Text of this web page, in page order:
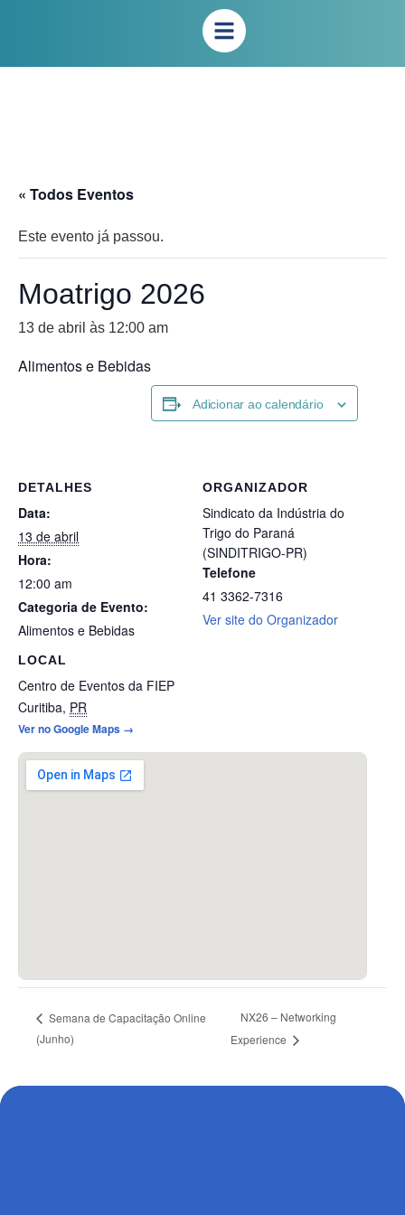
« Todos Eventos
Este evento já passou.
Moatrigo 2026
13 de abril às 12:00 am
Alimentos e Bebidas
Adicionar ao calendário
DETALHES
Data:
13 de abril
Hora:
12:00 am
Categoria de Evento:
Alimentos e Bebidas
LOCAL
Centro de Eventos da FIEP
Curitiba, PR
Ver no Google Maps →
ORGANIZADOR
Sindicato da Indústria do
Trigo do Paraná
(SINDITRIGO-PR)
Telefone
41 3362-7316
Ver site do Organizador
Semana de Capacitação Online
(Junho)
NX26 – Networking
Experience